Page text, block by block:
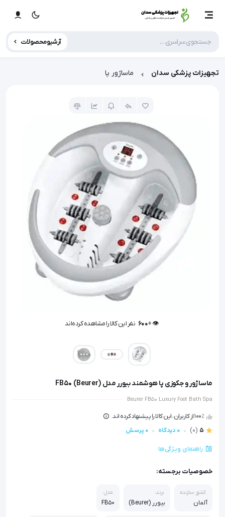
آرشیو محصولات
تجهیزات پزشکی سدان ماساژور پا
👁️ +
600 نفر این کالا را مشاهده کرده‌اند
ماساژور و جکوزی پا هوشمند بیورر مدل FB50 (Beurer)
Beurer FB50 Luxury Foot Bath Spa
100٪ از کاربران، این کالا را پیشنهاد کرده اند.
5
(0) 0 دیدگاه 0 پرسش
راهنمای ویژگی‌ها
خصوصیات برجسته:
کشور سازنده:
آلمان
برند:
بیورر (Beurer)
مدل:
FB50